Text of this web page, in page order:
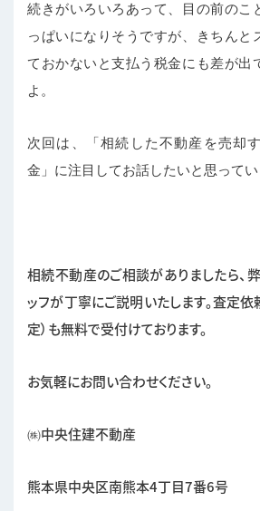
続きがいろいろあって、目の前のこ
っぱいになりそうですが、きちんと
ておかないと支払う税金にも差が出
よ。
次回は、「相続した不動産を売却
金」に注目してお話したいと思ってい
相続不動産のご相談がありましたら、
ッフが丁寧にご説明いたします。査定依
定）も無料で受付けております。
お気軽にお問い合わせください。
㈱中央住建不動産
熊本県中央区南熊本4丁目7番6号